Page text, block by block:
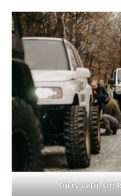
Dirty VeDi, Off